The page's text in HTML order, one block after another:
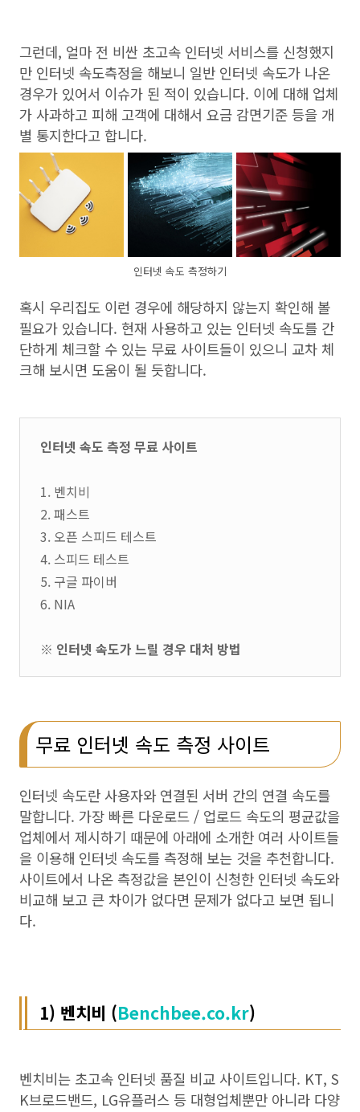
그런데, 얼마 전 비싼 초고속 인터넷 서비스를 신청했지
만 인터넷 속도측정을 해보니 일반 인터넷 속도가 나온
경우가 있어서 이슈가 된 적이 있습니다. 이에 대해 업체
가 사과하고 피해 고객에 대해서 요금 감면기준 등을 개
별 통지한다고 합니다.
인터넷 속도 측정하기
혹시 우리집도 이런 경우에 해당하지 않는지 확인해 볼
필요가 있습니다. 현재 사용하고 있는 인터넷 속도를 간
단하게 체크할 수 있는 무료 사이트들이 있으니 교차 체
크해 보시면 도움이 될 듯합니다.
인터넷 속도 측정 무료 사이트
1. 벤치비
2. 패스트
3. 오픈 스피드 테스트
4. 스피드 테스트
5. 구글 파이버
6. NIA
※ 인터넷 속도가 느릴 경우 대처 방법
무료 인터넷 속도 측정 사이트
인터넷 속도란 사용자와 연결된 서버 간의 연결 속도를
말합니다. 가장 빠른 다운로드 / 업로드 속도의 평균값을
업체에서 제시하기 때문에 아래에 소개한 여러 사이트들
을 이용해 인터넷 속도를 측정해 보는 것을 추천합니다.
사이트에서 나온 측정값을 본인이 신청한 인터넷 속도와
비교해 보고 큰 차이가 없다면 문제가 없다고 보면 됩니
다.
1) 벤치비 (Benchbee.co.kr)
벤치비는 초고속 인터넷 품질 비교 사이트입니다. KT, S
K브로드밴드, LG유플러스 등 대형업체뿐만 아니라 다양